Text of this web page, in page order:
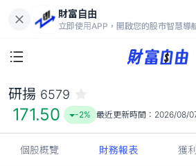
財富自由
立即使用APP，開啟您的股市智慧導
171.50
-2%
研揚 6579
171.50 -2% 最近更新時間： 2026/08/
個股概覽 財務報表 獲